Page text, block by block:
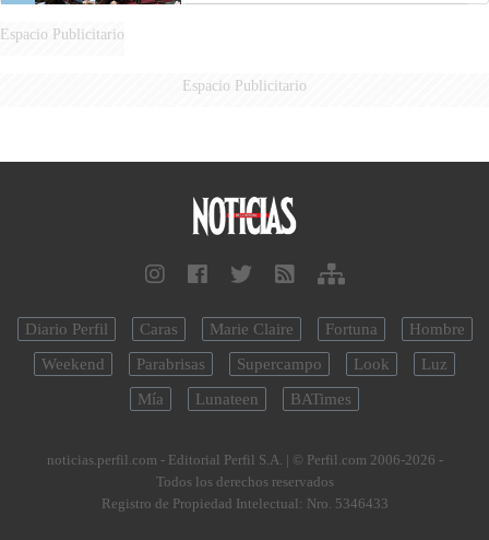
Espacio Publicitario
Espacio Publicitario
Diario Perfil Caras Marie Claire Fortuna
Hombre
Weekend
Parabrisas Supercampo Look
Luz
Mía
Lunateen BATimes
noticias.perfil.com - Editorial Perfil S.A. | © Perfil.com 2006-2026 -
Todos los derechos reservados
Registro de Propiedad Intelectual: Nro. 5346433